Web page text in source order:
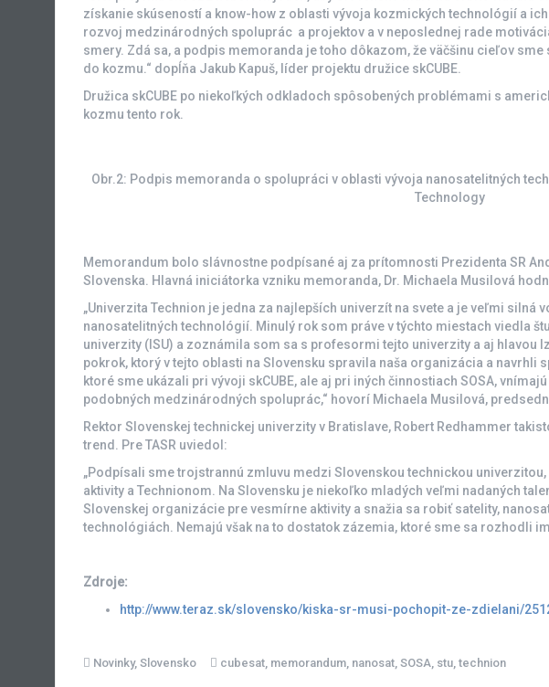
získanie skúseností a know-how z oblasti vývoja kozmických technológií a
rozvoj medzinárodných spoluprác a projektov a v neposlednej rade
smery. Zdá sa, a podpis memoranda je toho dôkazom, že väčšinu cieľov
do kozmu.“ dopĺňa Jakub Kapuš, líder projektu družice skCUBE.
Družica skCUBE po niekoľkých odkladoch spôsobených problémami s
kozmu tento rok.
Obr.2: Podpis memoranda o spolupráci v oblasti vývoja nanosatelitných
Technology
Memorandum bolo slávnostne podpísané aj za prítomnosti Prezidenta SR
Slovenska. Hlavná iniciátorka vzniku memoranda, Dr. Michaela Musilová
„Univerzita Technion je jedna za najlepších univerzít na svete a je veľmi silná
nanosatelitných technológií. Minulý rok som práve v týchto miestach viedla
univerzity (ISU) a zoznámila som sa s profesormi tejto univerzity a aj hlavou
pokrok, ktorý v tejto oblasti na Slovensku spravila naša organizácia a navrhli
ktoré sme ukázali pri vývoji skCUBE, ale aj pri iných činnostiach SOSA,
podobných medzinárodných spoluprác,“ hovorí Michaela Musilová,
Rektor Slovenskej technickej univerzity v Bratislave, Robert Redhammer
trend. Pre TASR uviedol:
„Podpísali sme trojstrannú zmluvu medzi Slovenskou technickou
aktivity a Technionom. Na Slovensku je niekoľko mladých veľmi nadaných
Slovenskej organizácie pre vesmírne aktivity a snažia sa robiť satelity,
technológiách. Nemajú však na to dostatok zázemia, ktoré sme sa rozhodli
Zdroje:
http://www.teraz.sk/slovensko/kiska-sr-musi-pochopit-ze-zdielani/
Novinky, Slovensko cubesat, memorandum, nanosat, SOSA stu, technion